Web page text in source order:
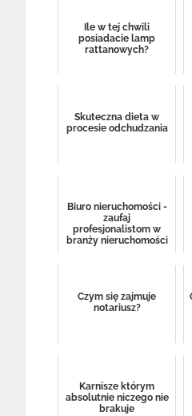
Ile w tej chwili
posiadacie lamp
rattanowych?
Skuteczna dieta w
procesie odchudzania
Biuro nieruchomości -
zaufaj
profesjonalistom w
branży nieruchomości
Czym się zajmuje
notariusz?
Karnisze którym
absolutnie niczego nie
brakuje